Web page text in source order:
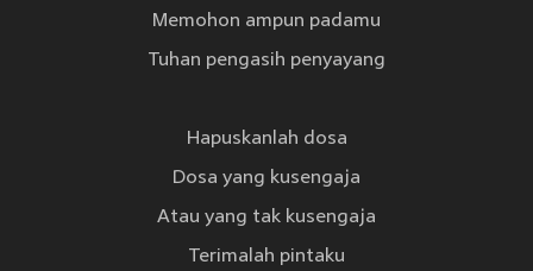
Memohon ampun padamu
Tuhan pengasih penyayang
Hapuskanlah dosa
Dosa yang kusengaja
Atau yang tak kusengaja
Terimalah pintaku